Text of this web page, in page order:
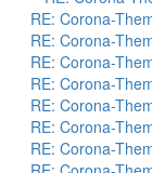
RE: Corona-
RE: Corona-
RE: Corona-
RE: Corona-
RE: Corona-
RE: Corona-
RE: Corona-